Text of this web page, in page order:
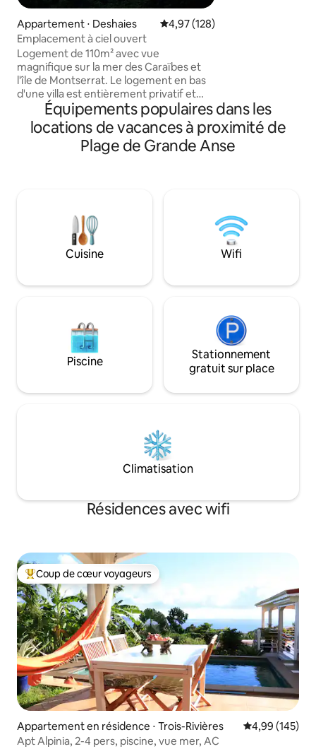
Appartement ⋅ Deshaies Évaluation moyenne sur la
4,97 (128)
Emplacement à ciel ouvert
Logement de 110m² avec vue
magnifique sur la mer des Caraïbes et
l'île de Montserrat. Le logement en bas
d'une villa est entièrement privatif et
dispose de 3 chambres dont 2 ont accès
à une grande salle de bain. La troisième
chambre est équipée d'une salle de bain
privée avec une baignoire massante.
de séjour et ménage quotidien inclus
sans protection.
Équipements populaires dans les
locations de vacances à proximité de
Plage de Grande Anse
Cuisine Wifi
Piscine
Stationnement
gratuit sur place
Climatisation
Résidences avec wifi
Coups de cœur voyageurs les plus appréciés
Coup de cœur voyageurs
Appartement en résidence ⋅ Trois-Rivières Évaluation
4,99 (145)
Apt Alpinia, 2-4 pers, piscine, vue mer, AC